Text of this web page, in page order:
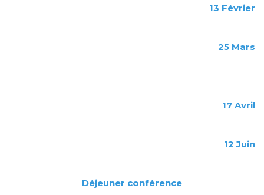
13 Février
25 Mars
17 Avril
12 Juin
Déjeuner conférence